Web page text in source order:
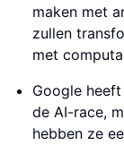
maken met
zullen
met
Google
de AI-race,
hebben ze